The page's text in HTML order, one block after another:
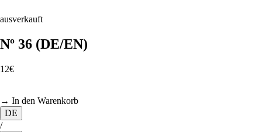
ausverkauft
Nº 36 (DE/EN)
12€
→ In den Warenkorb
DE
/